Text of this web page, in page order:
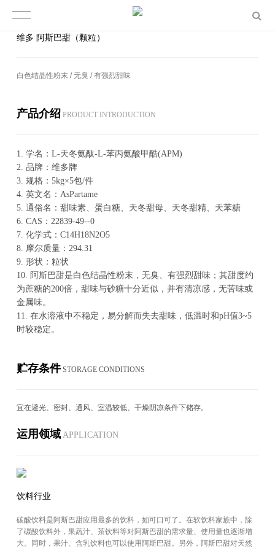
维多 阿斯巴甜（颗粒）
白色结晶性粉末 / 无臭 / 有强烈甜味
产品介绍 PROD­UCT IN­TRO­DUC­TION
1. 学名：L-天冬氨酞-L-苯丙氨酸甲酷(APM)
2. 品牌：维多牌
3. 规格：5kg×5包/件
4. 英文名：AsPartame
5. 通俗名：甜味素、蛋白糖、天冬甜母、天冬甜精、天苯糖
6. CAS：22839-49--0
7. 化学式：C14H18N2O5
8. 摩尔质量：294.31
9. 形状：粒状
10. 阿斯巴甜是白色结晶性粉末，无臭、有强烈甜味；其甜度约
为蔗糖的200倍，甜味与砂糖十分近似，并有清凉感，无苦味或
金属味。
11. 在水溶液中不稳定，易分解而失去甜味，低温时和pH值3~5
时较稳定。
贮存条件 STOR­AGE CON­DI­TIONS
宜在避光、密封、通风、室温较低、干燥阴凉条件下储存。
运用领域 AP­PLI­CA­TION
饮料行业
碳酸饮料是阿斯巴甜应用最多的饮料，如可口可了。在软饮料家族中，除
了碳酸饮料外，果蔬汁、茶饮料等对阿斯巴甜的需求量、使用量也逐渐增
大。同时，果汁、含乳饮料也可以使用阿斯巴甜。另外，阿斯巴甜对天然